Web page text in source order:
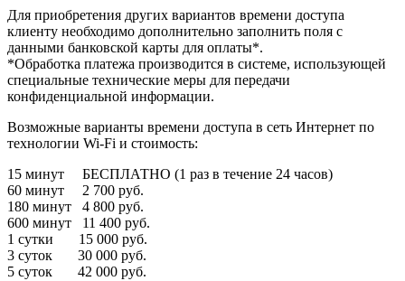
Для приобретения других вариантов времени доступа
клиенту необходимо дополнительно заполнить поля с
данными банковской карты для оплаты*.
*Обработка платежа производится в системе, использующей
специальные технические меры для передачи
конфиденциальной информации.
Возможные варианты времени доступа в сеть Интернет по
технологии Wi-Fi и стоимость:
15 минут БЕСПЛАТНО (1 раз в течение 24 часов)
60 минут 2 700 руб.
180 минут 4 800 руб.
600 минут 11 400 руб.
1 сутки 15 000 руб.
3 суток 30 000 руб.
5 суток 42 000 руб.